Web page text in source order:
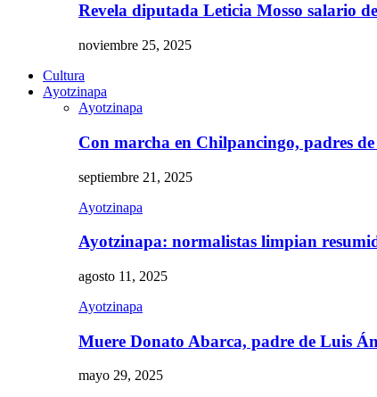
Revela diputada Leticia Mosso salario
noviembre 25, 2025
Cultura
Ayotzinapa
Ayotzinapa
Con marcha en Chilpancingo, padres
septiembre 21, 2025
Ayotzinapa
Ayotzinapa: normalistas limpian
agosto 11, 2025
Ayotzinapa
Muere Donato Abarca, padre de Luis
mayo 29, 2025